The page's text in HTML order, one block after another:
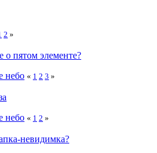
2 »
о пятом элементе?
небо « 1 2 3 »
небо « 1 2 »
невидимка?